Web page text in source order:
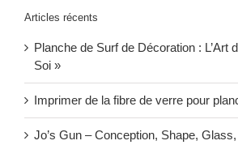
Articles récents
Planche de Surf de Décoration : L’Art
Soi »
Imprimer de la fibre de verre pour
Jo’s Gun – Conception, Shape,